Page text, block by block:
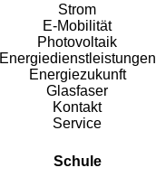
Strom
E-Mobilität
Photovoltaik
Energiedienstleistungen
Energiezukunft
Glasfaser
Kontakt
Service
Schule